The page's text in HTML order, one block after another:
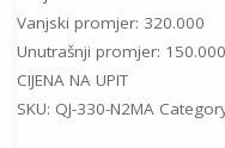
Vanjski promjer: 320.000
Unutrašnji promjer: 150.000
CIJENA NA UPIT
SKU: QJ-330-N2MA